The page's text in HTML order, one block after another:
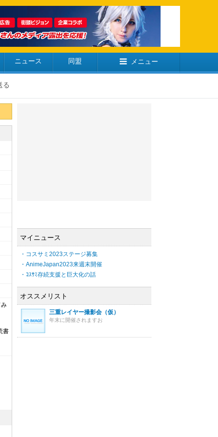
ニュース 同盟 メニュー
る
書
マイニュース
・コスサミ2023ステージ募集
・AnimeJapan2023来週末開催
・ｺｽｻﾐ存続支援と巨大化の話
オススメリスト
三重レイヤー撮影会（仮）
年末に開催されますお